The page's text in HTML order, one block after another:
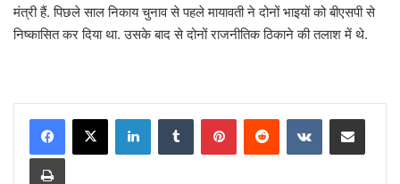
मंत्री हैं. पिछले साल निकाय चुनाव से पहले मायावती ने दोनों भाइयों को बीएसपी से
निष्कासित कर दिया था. उसके बाद से दोनों राजनीतिक ठिकाने की तलाश में थे.
LinkedInTumblr PinterestReddit VKontakteShare via Email
Print